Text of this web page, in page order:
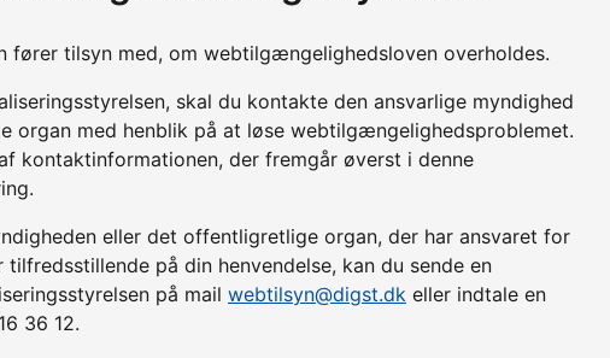
fører tilsyn med, om webtilgængelighedsloven overholdes.
skal du kontakte den ansvarlige myndighed
organ med henblik på at løse webtilgængelighedsproblemet.
kontaktinformationen, der fremgår øverst i denne
eller det offentligretlige organ, der har ansvaret for
på din henvendelse, kan du sende en
på mail webtilsyn@digst.dk eller indtale en
36 12.